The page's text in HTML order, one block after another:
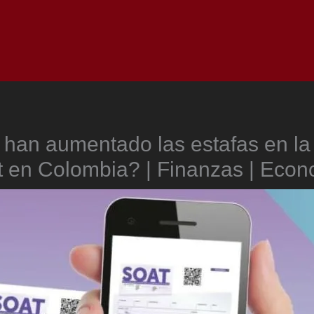
aumentado las estafas en
en Colombia? | Finanzas |